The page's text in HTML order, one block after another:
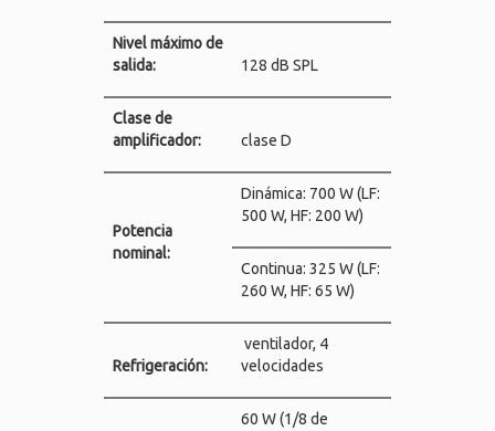
Nivel máximo de
salida:
128 dB SPL
Clase de
amplificador:
clase D
Potencia
nominal:
Dinámica: 700 W (LF:
500 W, HF: 200 W)
Continua: 325 W (LF:
260 W, HF: 65 W)
Refrigeración:
ventilador, 4
velocidades
60 W (1/8 de